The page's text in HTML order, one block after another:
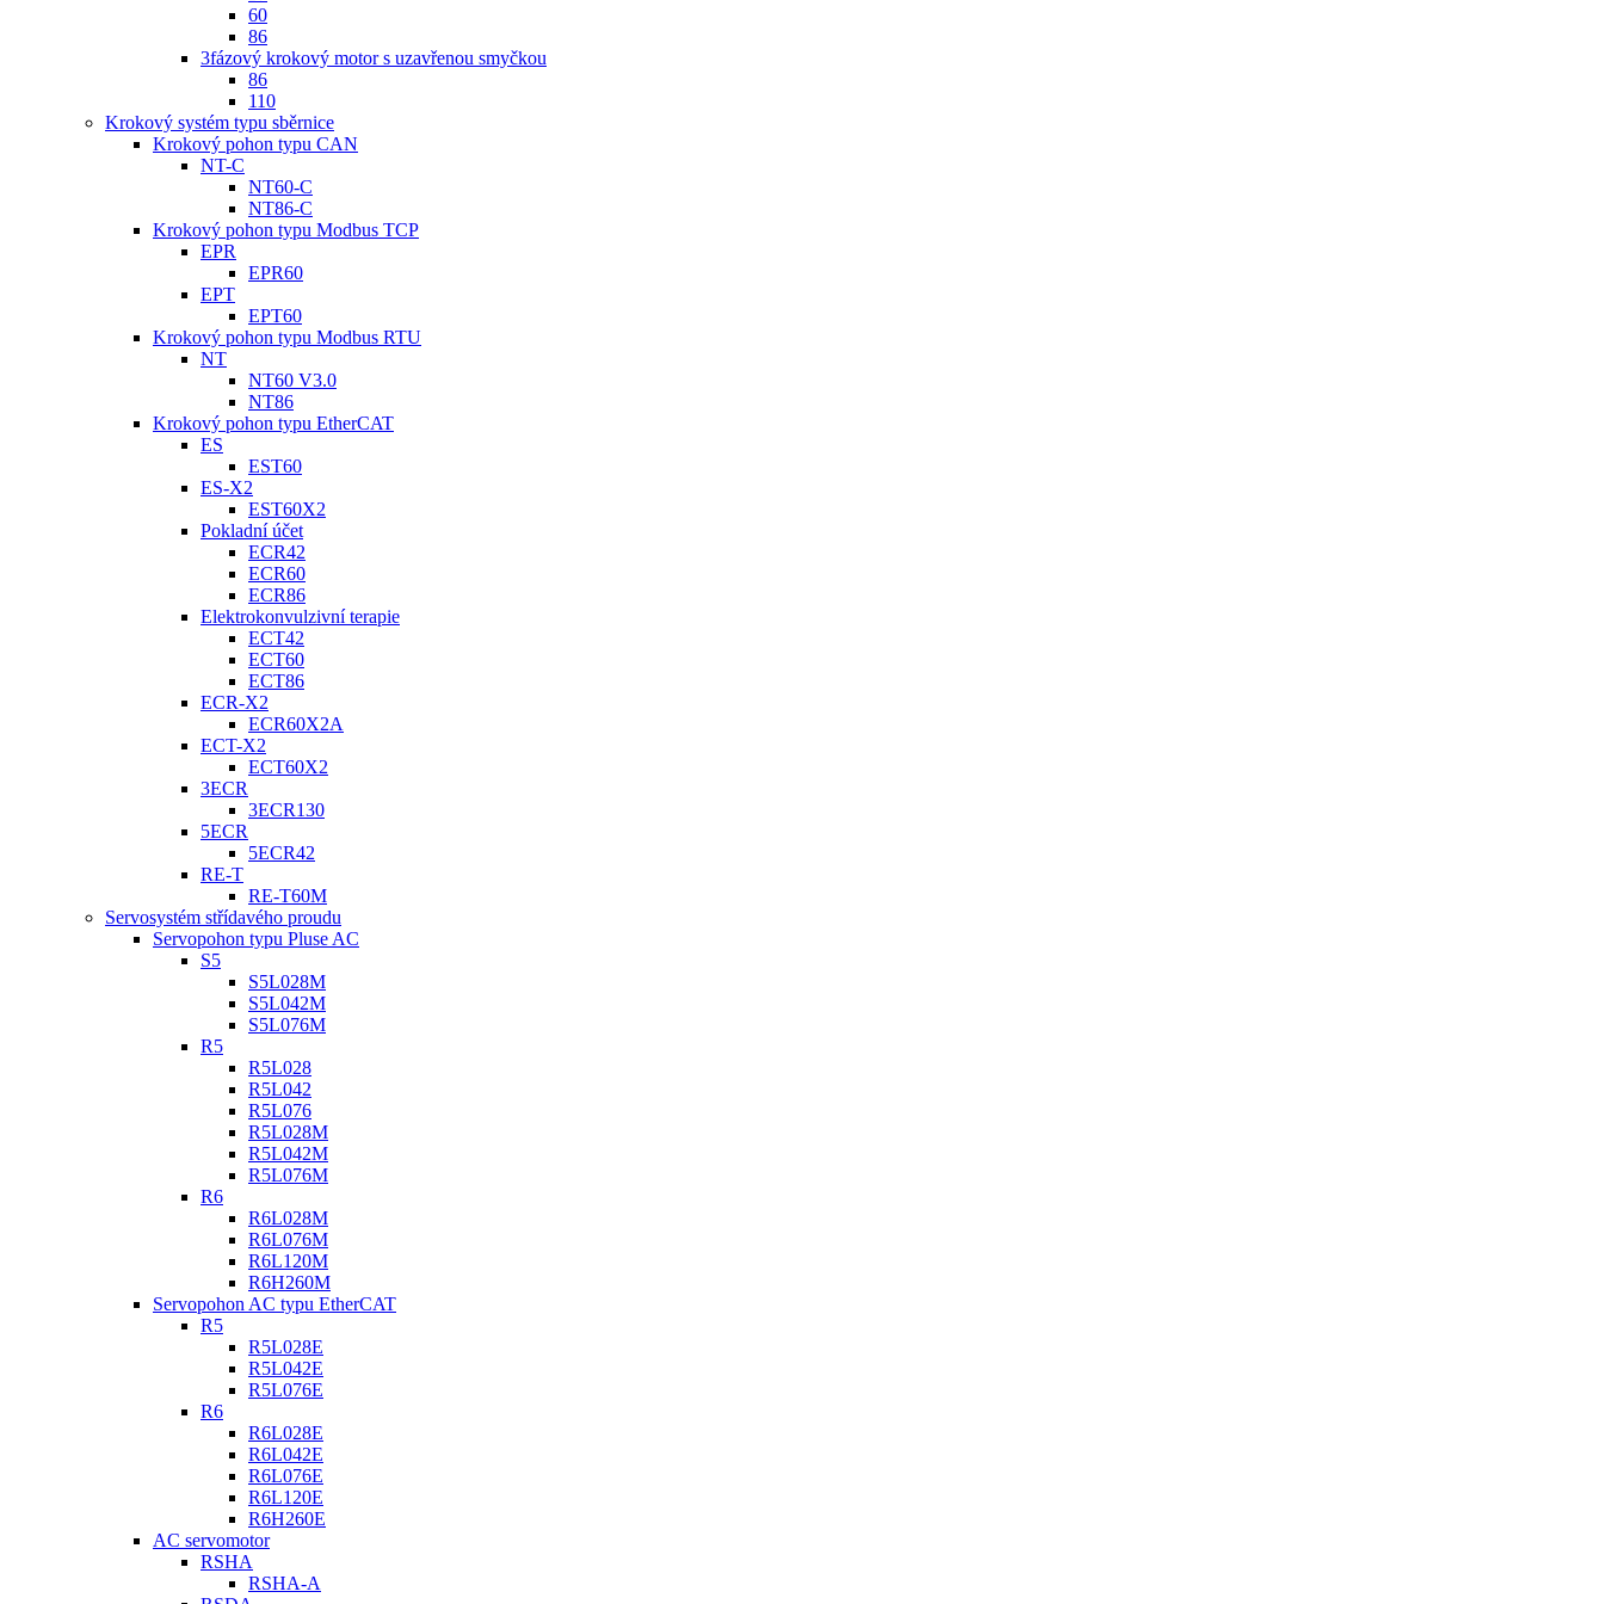
60
86
3fázový krokový motor s uzavřenou smyčkou
86
110
Krokový systém typu sběrnice
Krokový pohon typu CAN
NT-C
NT60-C
NT86-C
Krokový pohon typu Modbus TCP
EPR
EPR60
EPT
EPT60
Krokový pohon typu Modbus RTU
NT
NT60 V3.0
NT86
Krokový pohon typu EtherCAT
ES
EST60
ES-X2
EST60X2
Pokladní účet
ECR42
ECR60
ECR86
Elektrokonvulzivní terapie
ECT42
ECT60
ECT86
ECR-X2
ECR60X2A
ECT-X2
ECT60X2
3ECR
3ECR130
5ECR
5ECR42
RE-T
RE-T60M
Servosystém střídavého proudu
Servopohon typu Pluse AC
S5
S5L028M
S5L042M
S5L076M
R5
R5L028
R5L042
R5L076
R5L028M
R5L042M
R5L076M
R6
R6L028M
R6L076M
R6L120M
R6H260M
Servopohon AC typu EtherCAT
R5
R5L028E
R5L042E
R5L076E
R6
R6L028E
R6L042E
R6L076E
R6L120E
R6H260E
AC servomotor
RSHA
RSHA-A